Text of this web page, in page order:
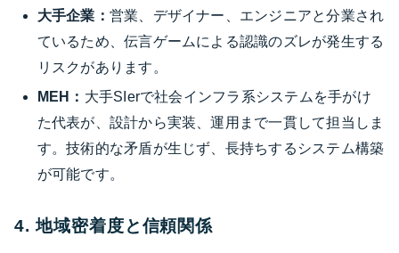
大手企業： 営業、デザイナー、エンジニアと分業され
ているため、伝言ゲームによる認識のズレが発生する
リスクがあります。
MEH： 大手SIerで社会インフラ系システムを手がけ
た代表が、設計から実装、運用まで一貫して担当しま
す。技術的な矛盾が生じず、長持ちするシステム構築
が可能です。
4. 地域密着度と信頼関係